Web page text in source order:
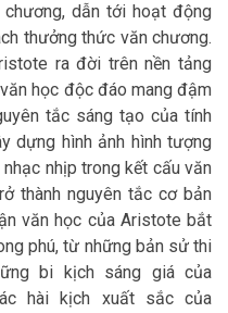
dẫn tới hoạt động
thưởng thức văn chương.
ra đời trên nền tảng
học độc đáo mang đậm
tắc sáng tạo của tính
dựng hình ảnh hình tượng
nhịp trong kết cấu văn
thành nguyên tắc cơ bản
văn học của Aristote bắt
phú, từ những bản sử thi
bi kịch sáng giá của
hài kịch xuất sắc của